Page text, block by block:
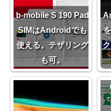
b-mobile S 190 Pad
SIMはAndroidでも
使える。テザリング
も可。